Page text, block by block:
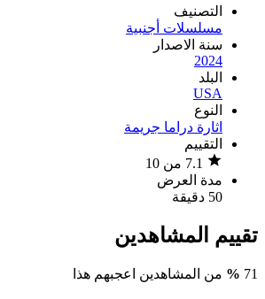
التصنيف
مسلسلات أجنبية
سنة الاصدار
2024
البلد
USA
النوع
اثارة دراما جريمة
التقييم
مدة العرض
50 دقيقة
تقييم المشاهدين
71
% من المشاهدين اعجبهم هذا